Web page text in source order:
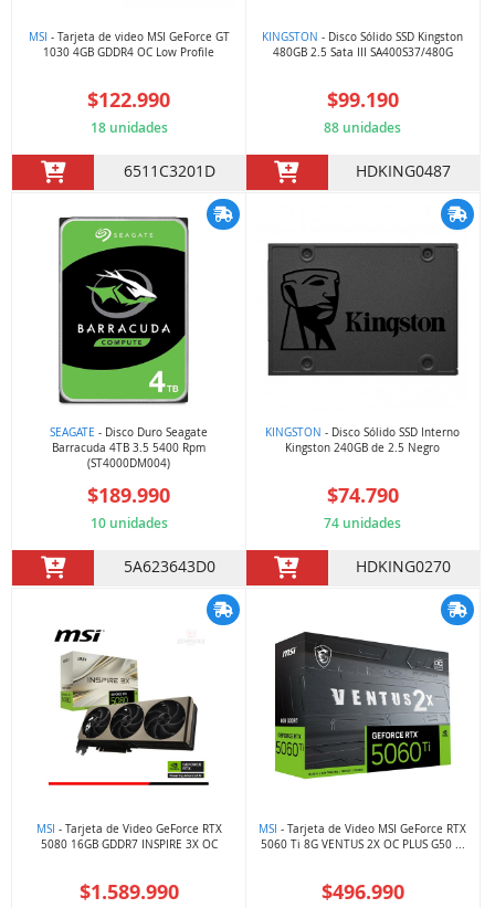
MSI - Tarjeta de video MSI GeForce GT
1030 4GB GDDR4 OC Low Profile
$122.990
18 unidades
6511C3201D
KINGSTON - Disco Sólido SSD Kingston
480GB 2.5 Sata III SA400S37/480G
$99.190
88 unidades
HDKING0487
SEAGATE - Disco Duro Seagate
Barracuda 4TB 3.5 5400 Rpm
(ST4000DM004)
$189.990
10 unidades
5A623643D0
KINGSTON - Disco Sólido SSD Interno
Kingston 240GB de 2.5 Negro
$74.790
74 unidades
HDKING0270
MSI - Tarjeta de Video GeForce RTX
5080 16GB GDDR7 INSPIRE 3X OC
$1.589.990
MSI - Tarjeta de Video MSI GeForce RTX
5060 Ti 8G VENTUS 2X OC PLUS G50 ...
$496.990